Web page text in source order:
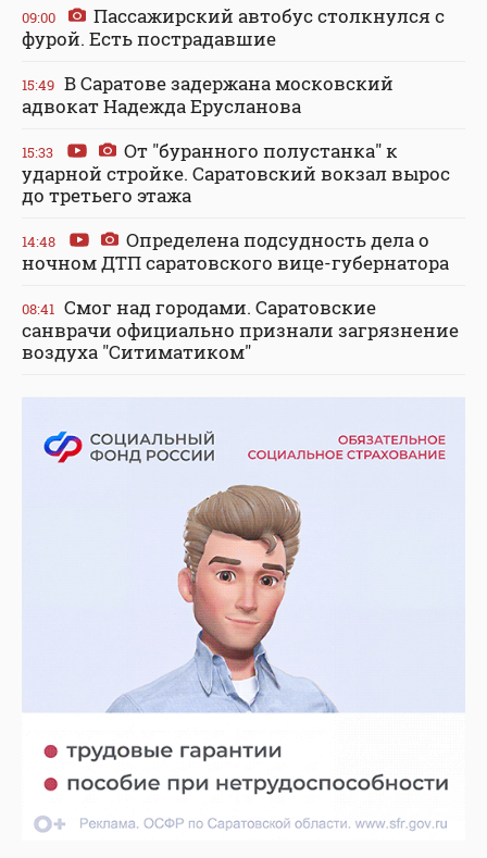
09:00
Пассажирский автобус столкнулся с
фурой. Есть пострадавшие
15:49 В Саратове задержана московский
адвокат Надежда Ерусланова
15:33
От "буранного полустанка" к
ударной стройке. Саратовский вокзал вырос
до третьего этажа
14:48
Определена подсудность дела о
ночном ДТП саратовского вице-губернатора
08:41 Смог над городами. Саратовские
санврачи официально признали загрязнение
воздуха "Ситиматиком"